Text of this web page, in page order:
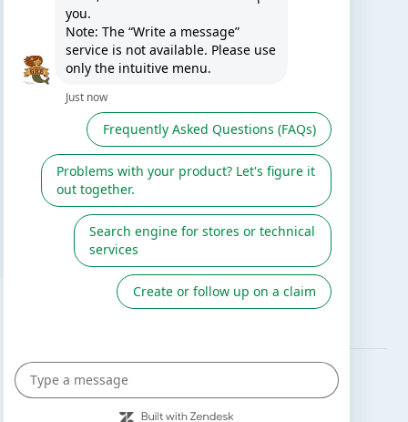
TE PUEDE INTERESAR
El blog de Gre
Servicio de postventa
Catálogo Gre / Zodiac
SÍGUENOS EN